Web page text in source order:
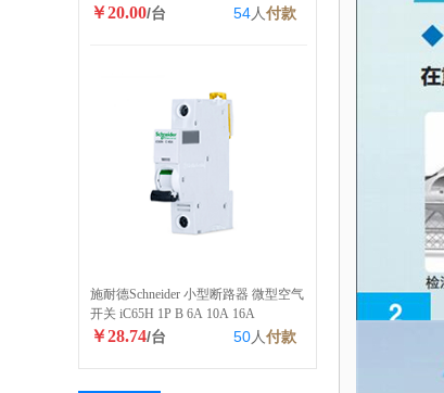
￥20.00/台 54人付款
施耐德Schneider 小型断路器 微型空气
开关 iC65H 1P B 6A 10A 16A
￥28.74/台 50人付款